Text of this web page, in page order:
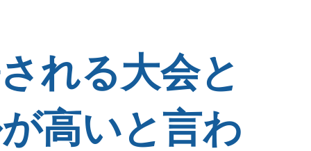
れる大会と
高いと言わ